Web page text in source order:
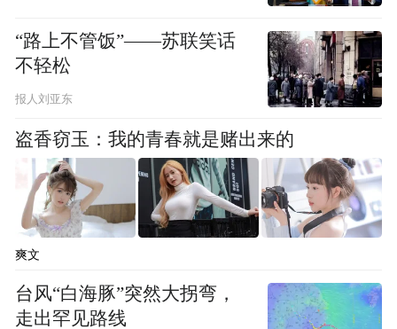
机构投资者重点关注九丰能源二期工程项目
进展与预计效益。9月29日，九丰能源宣布拟
出资不超过34.55亿元，与新疆庆华、河南丝
路共同投资建设新疆庆华年产55亿立方米煤
制天然气示范项目二期工程（年产40亿方煤
“路上不管饭”——苏联笑话
不轻松
报人刘亚东
盗香窃玉：我的青春就是赌出来的
爽文
台风“白海豚”突然大拐弯，
走出罕见路线